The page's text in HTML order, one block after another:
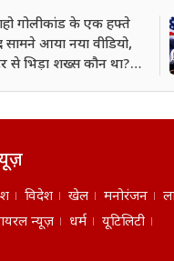
गोलीकांड के एक हफ्ते
सामने आया नया वीडियो,
से भिड़ा शख्स कौन था?
विदेश खेल मनोरंजन
न्यूज़
धर्म यूटिलिटी